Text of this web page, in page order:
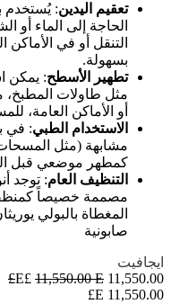
تعقيم اليدين: يُستخدم
الحاجة إلى الماء أو
التنقل أو في الأماكن
بسهولة.
تطهير الأسطح: يمكن
مثل طاولات المطبخ،
أو الأماكن العامة،
الاستخدام الطبي: في
مشابهة (مثل
كمطهر موضعي قبل
التنظيف العام
مصممة خصيصاً
المغطاة بالبولي
صابونية
ايجافيت
11,550.00
11,550.00E£
11,550.00